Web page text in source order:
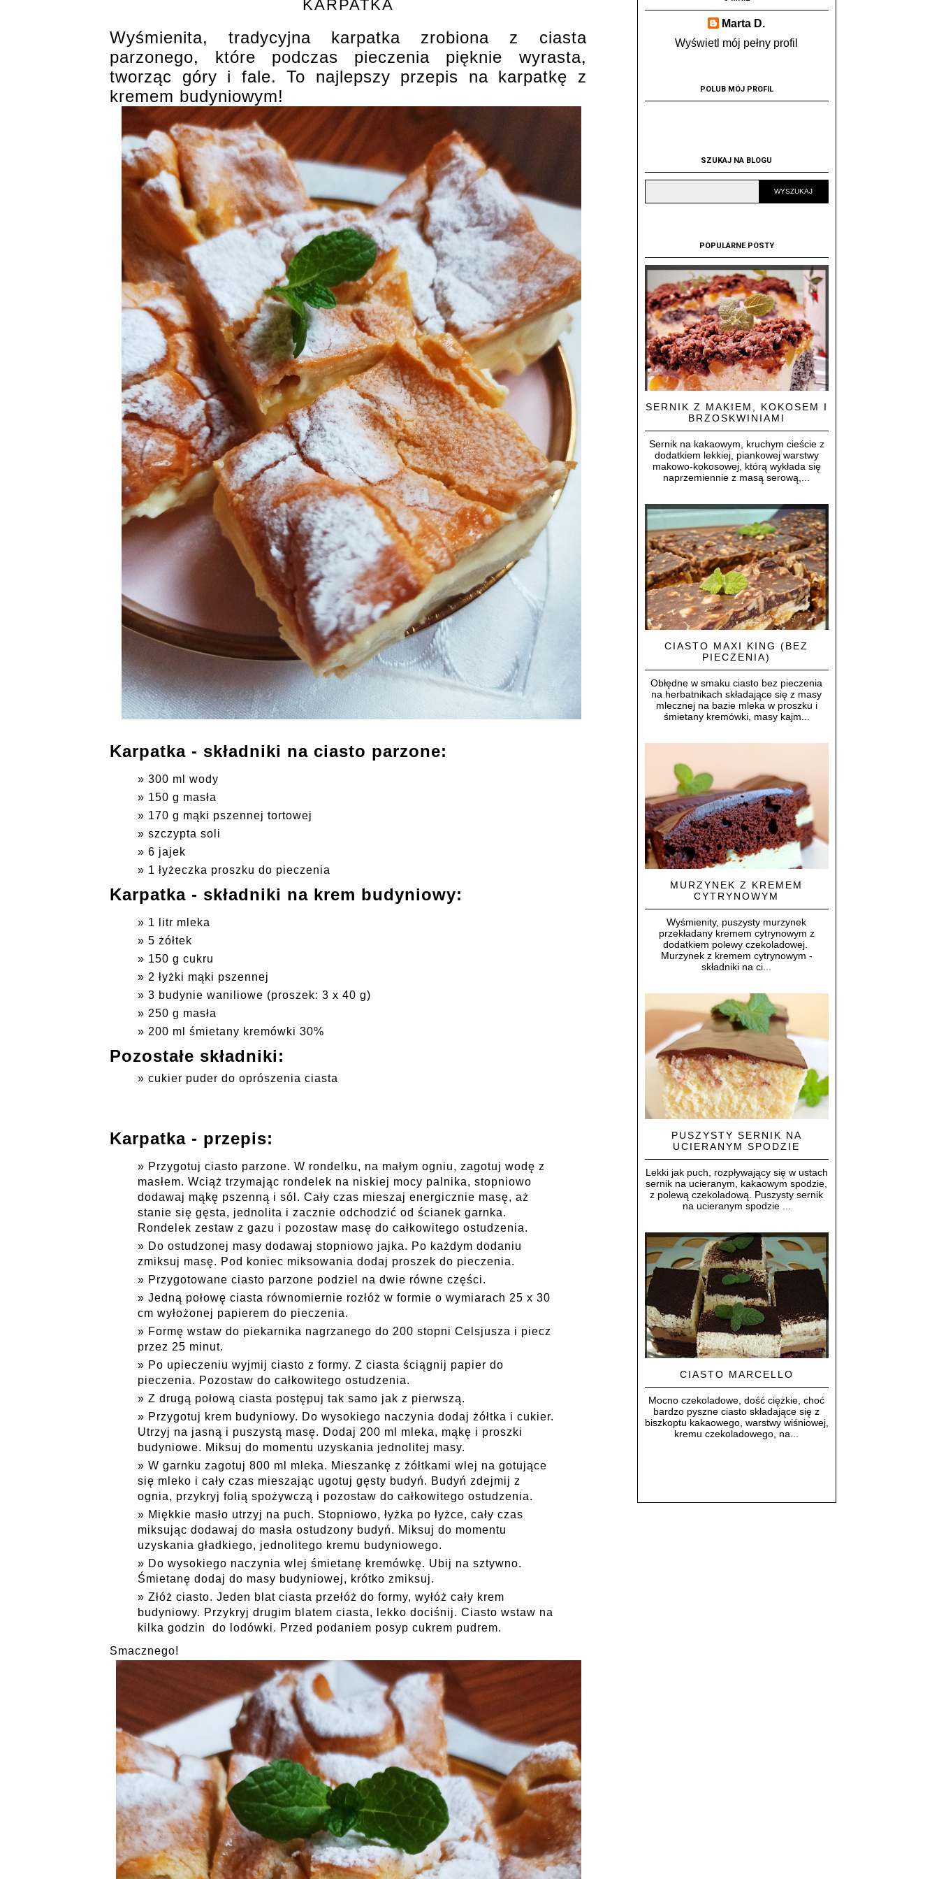
KARPATKA
Wyśmienita, tradycyjna karpatka zrobiona z ciasta
parzonego, które podczas pieczenia pięknie wyrasta,
tworząc góry i fale. To najlepszy przepis na karpatkę z
kremem budyniowym!
Karpatka - składniki na ciasto parzone:
300 ml wody
150 g masła
170 g mąki pszennej tortowej
szczypta soli
6 jajek
1 łyżeczka proszku do pieczenia
Karpatka - składniki na krem budyniowy:
1 litr mleka
5 żółtek
150 g cukru
2 łyżki mąki pszennej
3 budynie waniliowe (proszek: 3 x 40 g)
250 g masła
200 ml śmietany kremówki 30%
Pozostałe składniki:
cukier puder do oprószenia ciasta
Karpatka - przepis:
Przygotuj ciasto parzone. W rondelku, na małym ogniu, zagotuj wodę z
masłem. Wciąż trzymając rondelek na niskiej mocy palnika, stopniowo
dodawaj mąkę pszenną i sól. Cały czas mieszaj energicznie masę, aż
stanie się gęsta, jednolita i zacznie odchodzić od ścianek garnka.
Rondelek zestaw z gazu i pozostaw masę do całkowitego ostudzenia.
Do ostudzonej masy dodawaj stopniowo jajka. Po każdym dodaniu
zmiksuj masę. Pod koniec miksowania dodaj proszek do pieczenia.
Przygotowane ciasto parzone podziel na dwie równe części.
Jedną połowę ciasta równomiernie rozłóż w formie o wymiarach 25 x 30
cm wyłożonej papierem do pieczenia.
Formę wstaw do piekarnika nagrzanego do 200 stopni Celsjusza i piecz
przez 25 minut.
Po upieczeniu wyjmij ciasto z formy. Z ciasta ściągnij papier do
pieczenia. Pozostaw do całkowitego ostudzenia.
Z drugą połową ciasta postępuj tak samo jak z pierwszą.
Przygotuj krem budyniowy. Do wysokiego naczynia dodaj żółtka i cukier.
Utrzyj na jasną i puszystą masę. Dodaj 200 ml mleka, mąkę i proszki
budyniowe. Miksuj do momentu uzyskania jednolitej masy.
W garnku zagotuj 800 ml mleka. Mieszankę z żółtkami wlej na gotujące
się mleko i cały czas mieszając ugotuj gęsty budyń. Budyń zdejmij z
ognia, przykryj folią spożywczą i pozostaw do całkowitego ostudzenia.
Miękkie masło utrzyj na puch. Stopniowo, łyżka po łyżce, cały czas
miksując dodawaj do masła ostudzony budyń. Miksuj do momentu
uzyskania gładkiego, jednolitego kremu budyniowego.
Do wysokiego naczynia wlej śmietanę kremówkę. Ubij na sztywno.
Śmietanę dodaj do masy budyniowej, krótko zmiksuj.
Złóż ciasto. Jeden blat ciasta przełóż do formy, wyłóż cały krem
budyniowy. Przykryj drugim blatem ciasta, lekko dociśnij. Ciasto wstaw na
kilka godzin do lodówki. Przed podaniem posyp cukrem pudrem.
Smacznego!
Marta D.
Wyświetl mój pełny profil
POLUB MÓJ PROFIL
SZUKAJ NA BLOGU
POPULARNE POSTY
SERNIK Z MAKIEM, KOKOSEM I
BRZOSKWINIAMI
Sernik na kakaowym, kruchym cieście z
dodatkiem lekkiej, piankowej warstwy
makowo-kokosowej, którą wykłada się
naprzemiennie z masą serową,...
CIASTO MAXI KING (BEZ
PIECZENIA)
Obłędne w smaku ciasto bez pieczenia
na herbatnikach składające się z masy
mlecznej na bazie mleka w proszku i
śmietany kremówki, masy kajm...
MURZYNEK Z KREMEM
CYTRYNOWYM
Wyśmienity, puszysty murzynek
przekładany kremem cytrynowym z
dodatkiem polewy czekoladowej.
Murzynek z kremem cytrynowym -
składniki na ci...
PUSZYSTY SERNIK NA
UCIERANYM SPODZIE
Lekki jak puch, rozpływający się w ustach
sernik na ucieranym, kakaowym spodzie,
z polewą czekoladową. Puszysty sernik
na ucieranym spodzie ...
CIASTO MARCELLO
Mocno czekoladowe, dość ciężkie, choć
bardzo pyszne ciasto składające się z
biszkoptu kakaowego, warstwy wiśniowej,
kremu czekoladowego, na...